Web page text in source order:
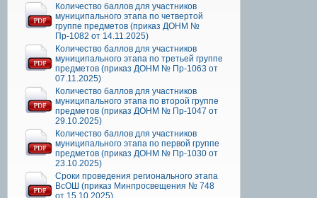
Количество баллов для участников
муниципального этапа по четвертой
группе предметов (приказ ДОНМ №
Пр-1082 от 14.11.2025)
Количество баллов для участников
муниципального этапа по третьей группе
предметов (приказ ДОНМ № Пр-1063 от
07.11.2025)
Количество баллов для участников
муниципального этапа по второй группе
предметов (приказ ДОНМ № Пр-1047 от
29.10.2025)
Количество баллов для участников
муниципального этапа по первой группе
предметов (приказ ДОНМ № Пр-1030 от
23.10.2025)
Сроки проведения регионального этапа
ВсОШ (приказ Минпросвещения № 748
от 15.10.2025)